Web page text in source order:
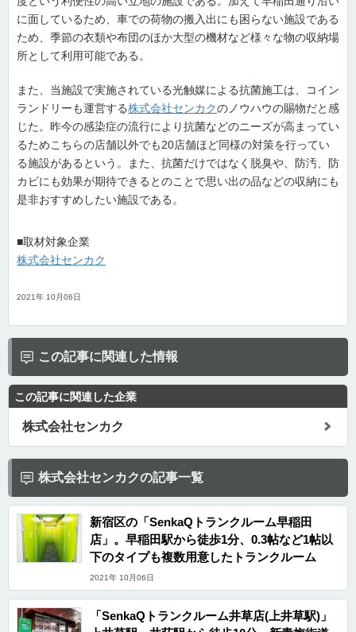
に面しているため、車での荷物の搬入出にも困らない施設である
ため、季節の衣類や布団のほか大型の機材など様々な物の収納場
所として利用可能である。
また、当施設で実施されている光触媒による抗菌施工は、コイン
ランドリーも運営する株式会社センカクのノウハウの賜物だと感
じた。昨今の感染症の流行により抗菌などのニーズが高まってい
るためこちらの店舗以外でも20店舗ほど同様の対策を行ってい
る施設があるという。また、抗菌だけではなく脱臭や、防汚、防
カビにも効果が期待できるとのことで思い出の品などの収納にも
是非おすすめしたい施設である。
■取材対象企業
株式会社センカク
2021年 10月06日
この記事に関連した情報
この記事に関連した企業
株式会社センカク
株式会社センカクの記事一覧
新宿区の「SenkaQトランクルーム早稲田
店」。早稲田駅から徒歩1分、0.3帖など1帖以
下のタイプも複数用意したトランクルーム
2021年 10月06日
「SenkaQトランクルーム井草店(上井草駅)」